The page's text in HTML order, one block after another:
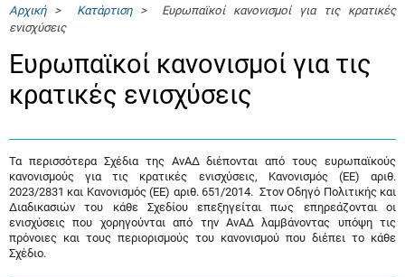
Αρχική> Κατάρτιση> Ευρωπαϊκοί κανονισμοί για τις κρατικές
ενισχύσεις
Ευρωπαϊκοί κανονισμοί για τις
κρατικές ενισχύσεις
Τα περισσότερα Σχέδια της ΑνΑΔ διέπονται από τους ευρωπαϊκούς
κανονισμούς για τις κρατικές ενισχύσεις, Κανονισμός (ΕΕ) αριθ.
2023/2831 και Κανονισμός (ΕΕ) αριθ. 651/2014. Στον Οδηγό Πολιτικής και
Διαδικασιών του κάθε Σχεδίου επεξηγείται πως επηρεάζονται οι
ενισχύσεις που χορηγούνται από την ΑνΑΔ λαμβάνοντας υπόψη τις
πρόνοιες και τους περιορισμούς του κανονισμού που διέπει το κάθε
Σχέδιο.